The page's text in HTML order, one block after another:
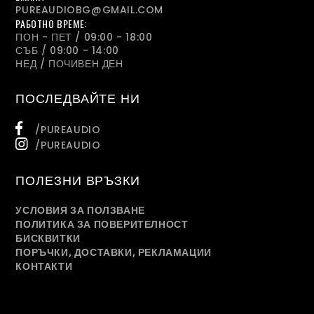
PUREAUDIOBG@GMAIL.COM
РАБОТНО ВРЕМЕ:
ПОН - ПЕТ / 09:00 - 18:00
СЪБ / 09:00 - 14:00
НЕД / ПОЧИВЕН ДЕН
ПОСЛЕДВАЙТЕ НИ
/PUREAUDIO
/PUREAUDIO
ПОЛЕЗНИ ВРЪЗКИ
УСЛОВИЯ ЗА ПОЛЗВАНЕ
ПОЛИТИКА ЗА ПОВЕРИТЕЛНОСТ
БИСКВИТКИ
ПОРЪЧКИ, ДОСТАВКИ, РЕКЛАМАЦИИ
КОНТАКТИ